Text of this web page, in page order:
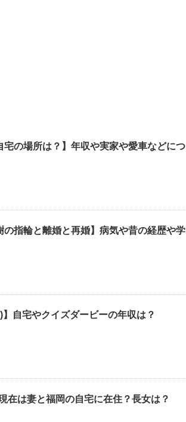
宅の場所は？】年収や実家や愛車などにつ
の指輪と離婚と再婚】病気や昔の経歴や学
自宅やクイズダービーの年収は？
在は妻と福岡の自宅に在住？長女は？